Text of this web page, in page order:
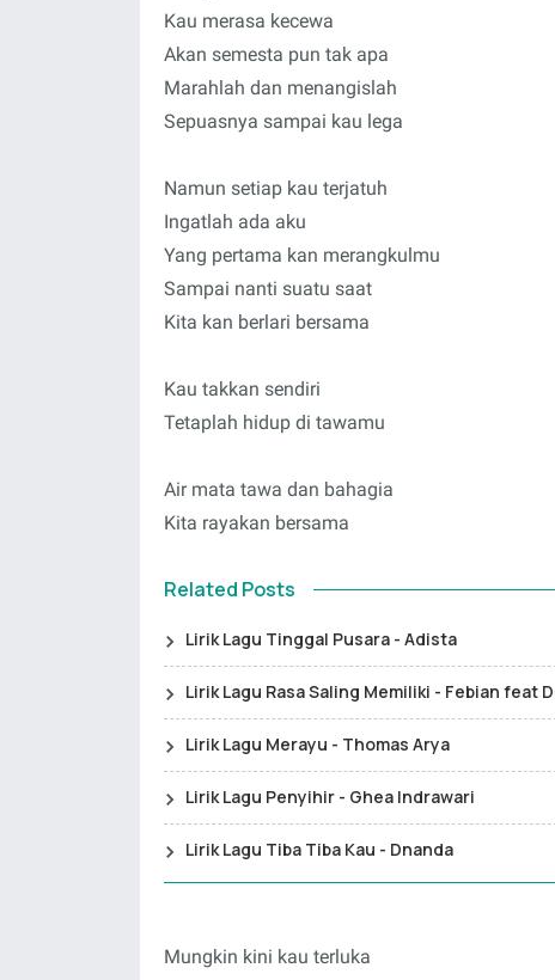
Kau merasa kecewa
Akan semesta pun tak apa
Marahlah dan menangislah
Sepuasnya sampai kau lega
Namun setiap kau terjatuh
Ingatlah ada aku
Yang pertama kan merangkulmu
Sampai nanti suatu saat
Kita kan berlari bersama
Kau takkan sendiri
Tetaplah hidup di tawamu
Air mata tawa dan bahagia
Kita rayakan bersama
Related Posts
Lirik Lagu Tinggal Pusara - Adista
Lirik Lagu Rasa Saling Memiliki - Febian feat
Lirik Lagu Merayu - Thomas Arya
Lirik Lagu Penyihir - Ghea Indrawari
Lirik Lagu Tiba Tiba Kau - Dnanda
Mungkin kini kau terluka